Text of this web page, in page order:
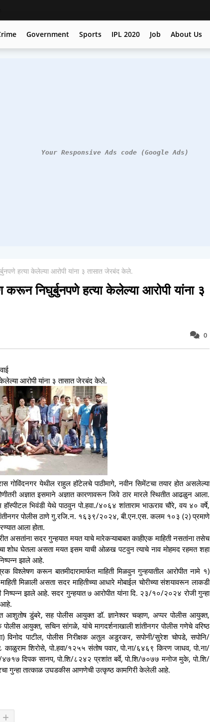
Government Sports IPL 2020 Job About Us
Your Responsive Ads code (Google Ads)
हत्या केलेल्या आरोपी यांना ३ तासात जेरबंद केले.
करून निघुर्बुनपणे हत्या केलेल्या आरोपी यांना ३
0
आरोपी यांना ३ तासात जेरबंद केले.
येथील राहुल हॉटेलचे पाठीमागे, नवीन सिमेंटचा तयार होत असलेल्या
अज्ञात इसमाने अज्ञात कारणावरून जिवे ठार मारले स्थितीत आढळुन आला.
भिवंडी येथे पाठवुन पो.हवा./४०६४ शांताराम भाऊराव चौरे, वय ४० वर्षे,
पोलीस ठाणे गु.रजि.न. १६३९/२०२४, बी.एन.एस. कलम १०३ (२) प्रमाणे
आला होता.
असतांना सदर गुन्हयात मयत याचे मारेकऱ्याबाबत काहीएक माहिती नसतांना तसेच
शोध घेतला असता मयत इसम याची ओळख पटवुन त्याचे नाव मोहमद रहमत शहा
झाले आहे.
विश्लेषण करून बातमीदारामार्फत माहिती मिळवुन गुन्हयातील आरोपीत नामे १)
मिळाली असता सदर माहितीच्या आधारे मोबाईल चोरीच्या संशयावरून लाकडी
निष्पन्न झाले आहे. सदर गुन्हयात ७ आरोपीत यांना दि. २३/१०/२०२४ रोजी गुन्हा
आशुतोष डुंबरे, सह पोलीस आयुक्त डॉ. ज्ञानेश्वर चव्हाण, अप्पर पोलीस आयुक्त,
आयुक्त, सचिन सांगळे, यांचे मागदर्शनाखाली शांतीनगर पोलीस गणेचे वरिष्ठ
विनोद पाटील, पोलीस निरीक्षक अतुल अडुरकर, सपोनी/सुरेश चोपडे, सपोनि/
शिरोसे, पो.हवा/१२५५ संतोष पवार, पो.ना/६४६९ किरण जाधव, पो.ना/
दिपक सानप, पो.शि/८२४२ प्रशांत बर्वे, पो.शि/७०७७ मनोज मुके, पो.शि/
गुन्हा तात्काळ उघडकीस आणणेची उत्कृष्ठ कामगिरी केलेली आहे.